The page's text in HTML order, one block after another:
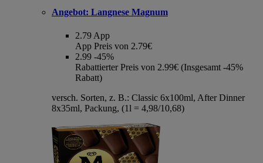
Angebot: Langnese Magnum
2.79 App
App Preis von 2.79€
2.99 -45%
Rabattierter Preis von 2.99€ (Insgesamt -45%
Rabatt)
versch. Sorten, z. B.: Classic 6x100ml, After Dinner
8x35ml, Packung, (1l = 4,98/10,68)